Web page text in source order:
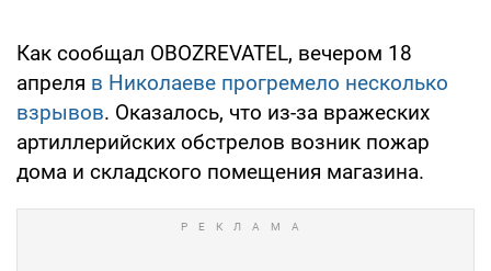
Как сообщал OBOZREVATEL, вечером 18
апреля в Николаеве прогремело несколько
взрывов. Оказалось, что из-за вражеских
артиллерийских обстрелов возник пожар
дома и складского помещения магазина.